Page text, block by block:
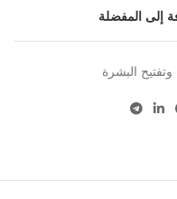
إلى المفضلة
البشرة